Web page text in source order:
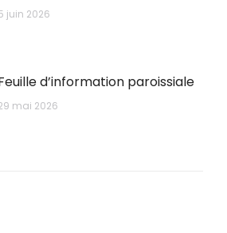
juin 2026
d’information paroissiale
mai 2026